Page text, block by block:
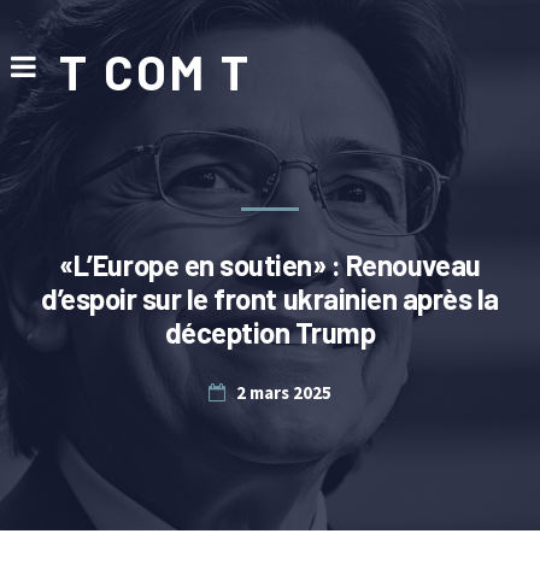
T COM T
«L’Europe en soutien» : Renouveau
d’espoir sur le front ukrainien après la
déception Trump
2 mars 2025